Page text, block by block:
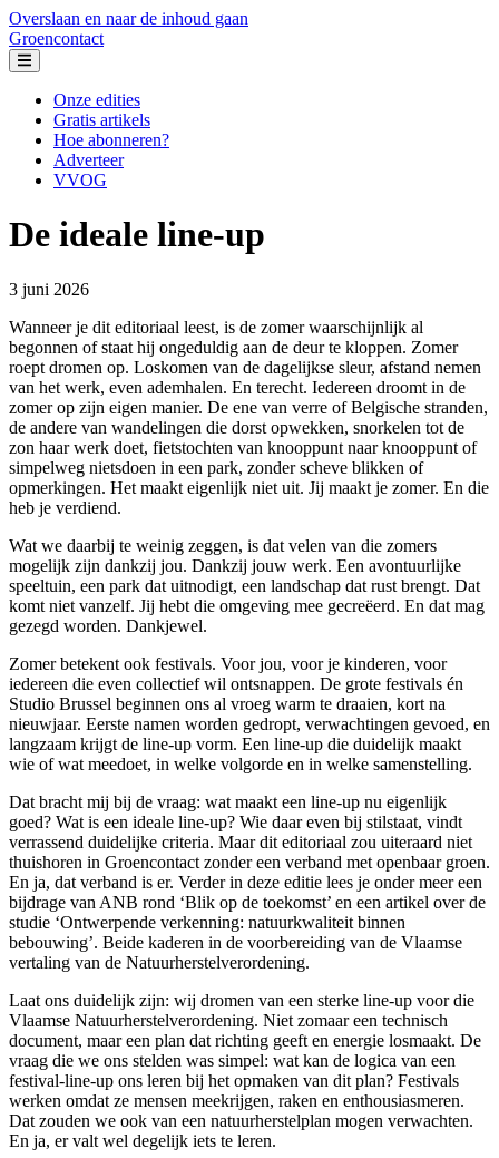
Overslaan en naar de inhoud gaan
Groencontact
Groencontact
Header
Primary
Onze edities
Gratis artikels
Hoe abonneren?
Adverteer
VVOG
De ideale line-up
3 juni 2026
Wanneer je dit editoriaal leest, is de zomer waarschijnlijk al
begonnen of staat hij ongeduldig aan de deur te kloppen. Zomer
roept dromen op. Loskomen van de dagelijkse sleur, afstand nemen
van het werk, even ademhalen. En terecht. Iedereen droomt in de
zomer op zijn eigen manier. De ene van verre of Belgische stranden,
de andere van wandelingen die dorst opwekken, snorkelen tot de
zon haar werk doet, fietstochten van knooppunt naar knooppunt of
simpelweg nietsdoen in een park, zonder scheve blikken of
opmerkingen. Het maakt eigenlijk niet uit. Jij maakt je zomer. En die
heb je verdiend.
Wat we daarbij te weinig zeggen, is dat velen van die zomers
mogelijk zijn dankzij jou. Dankzij jouw werk. Een avontuurlijke
speeltuin, een park dat uitnodigt, een landschap dat rust brengt. Dat
komt niet vanzelf. Jij hebt die omgeving mee gecreëerd. En dat mag
gezegd worden. Dankjewel.
Zomer betekent ook festivals. Voor jou, voor je kinderen, voor
iedereen die even collectief wil ontsnappen. De grote festivals én
Studio Brussel beginnen ons al vroeg warm te draaien, kort na
nieuwjaar. Eerste namen worden gedropt, verwachtingen gevoed, en
langzaam krijgt de line-up vorm. Een line-up die duidelijk maakt
wie of wat meedoet, in welke volgorde en in welke samenstelling.
Dat bracht mij bij de vraag: wat maakt een line-up nu eigenlijk
goed? Wat is een ideale line-up? Wie daar even bij stilstaat, vindt
verrassend duidelijke criteria. Maar dit editoriaal zou uiteraard niet
thuishoren in Groencontact zonder een verband met openbaar groen.
En ja, dat verband is er. Verder in deze editie lees je onder meer een
bijdrage van ANB rond ‘Blik op de toekomst’ en een artikel over de
studie ‘Ontwerpende verkenning: natuurkwaliteit binnen
bebouwing’. Beide kaderen in de voorbereiding van de Vlaamse
vertaling van de Natuurherstelverordening.
Laat ons duidelijk zijn: wij dromen van een sterke line-up voor die
Vlaamse Natuurherstelverordening. Niet zomaar een technisch
document, maar een plan dat richting geeft en energie losmaakt. De
vraag die we ons stelden was simpel: wat kan de logica van een
festival-line-up ons leren bij het opmaken van dit plan? Festivals
werken omdat ze mensen meekrijgen, raken en enthousiasmeren.
Dat zouden we ook van een natuurherstelplan mogen verwachten.
En ja, er valt wel degelijk iets te leren.